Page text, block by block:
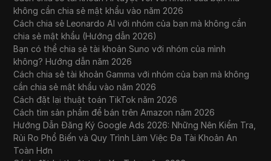
không cần chia sẻ mật khẩu vào năm 2026
Cách chia sẻ Leonardo AI với nhóm của bạn mà không cần
chia sẻ mật khẩu (Hướng dẫn 2026)
Bạn có thể chia sẻ tài khoản Suno với nhóm của mình
không? Hướng dẫn năm 2026
Cách chia sẻ tài khoản Gamma với nhóm của bạn mà không
cần chia sẻ mật khẩu vào năm 2026
Cách đặt lại thuật toán TikTok năm 2026
Cách tìm sản phẩm để bán trên Amazon năm 2026
Hướng Dẫn Đăng Ký Google Ads 2026: Những Nên Kiểm Tra,
Rủi Ro Phổ Biến và Quy Trình Làm Việc Đa Tài Khoản An
Toàn Hơn